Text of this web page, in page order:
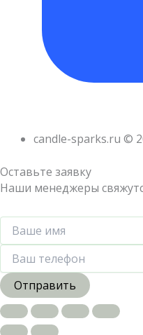
candle-sparks.ru ©
Оставьте заявку
Наши менеджеры
Отправить